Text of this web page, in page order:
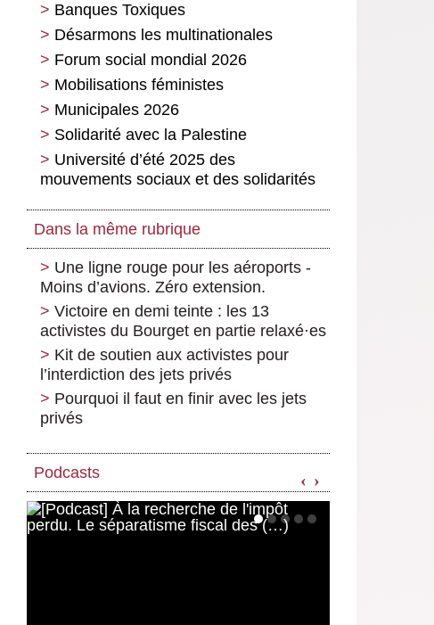
Banques Toxiques
Désarmons les multinationales
Forum social mondial 2026
Mobilisations féministes
Municipales 2026
Solidarité avec la Palestine
Université d’été 2025 des
mouvements sociaux et des solidarités
Dans la même rubrique
Une ligne rouge pour les aéroports -
Moins d’avions. Zéro extension.
Victoire en demi teinte : les 13
activistes du Bourget en partie relaxé·es
Kit de soutien aux activistes pour
l’interdiction des jets privés
Pourquoi il faut en finir avec les jets
privés
Podcasts ‹ ›